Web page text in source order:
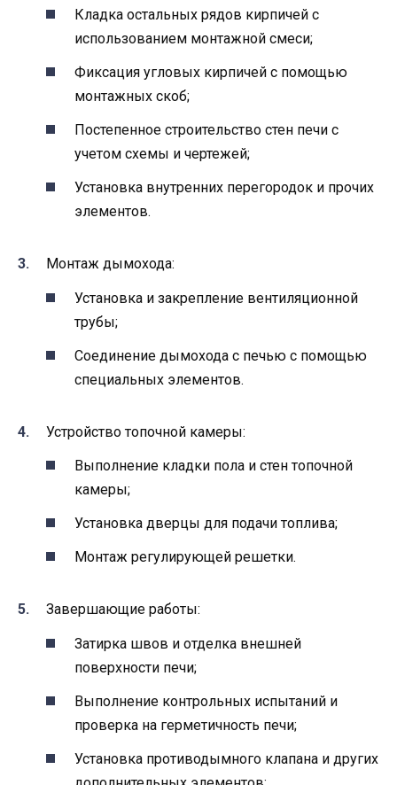
Кладка остальных рядов кирпичей с
использованием монтажной смеси;
Фиксация угловых кирпичей с помощью
монтажных скоб;
Постепенное строительство стен печи с
учетом схемы и чертежей;
Установка внутренних перегородок и прочих
элементов.
Монтаж дымохода:
Установка и закрепление вентиляционной
трубы;
Соединение дымохода с печью с помощью
специальных элементов.
Устройство топочной камеры:
Выполнение кладки пола и стен топочной
камеры;
Установка дверцы для подачи топлива;
Монтаж регулирующей решетки.
Завершающие работы:
Затирка швов и отделка внешней
поверхности печи;
Выполнение контрольных испытаний и
проверка на герметичность печи;
Установка противодымного клапана и других